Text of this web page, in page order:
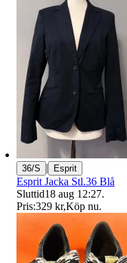
36/S | Esprit
Esprit Jacka Stl.36 Blå
Sluttid18 aug 12:27.
Pris:329 kr,Köp nu.